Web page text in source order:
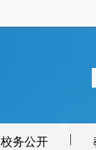
校务公开